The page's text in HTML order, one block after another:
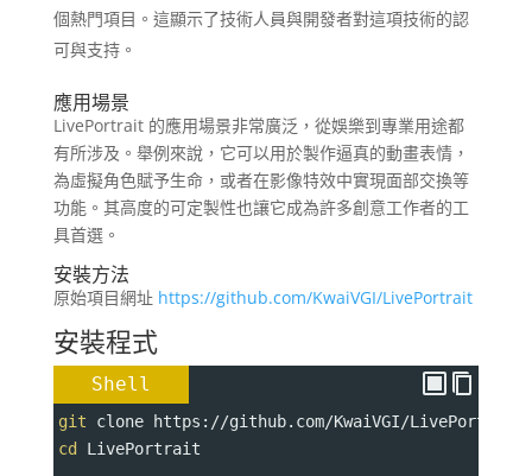
個熱門項目。這顯示了技術人員與開發者對這項技術的認
可與支持。
應用場景
LivePortrait 的應用場景非常廣泛，從娛樂到專業用途都
有所涉及。舉例來說，它可以用於製作逼真的動畫表情，
為虛擬角色賦予生命，或者在影像特效中實現面部交換等
功能。其高度的可定製性也讓它成為許多創意工作者的工
具首選。
安裝方法
原始項目網址 https://github.com/KwaiVGI/LivePortrait
安裝程式
Shell
git clone https://github.com/KwaiVGI/LivePortrait
cd
LivePortrait